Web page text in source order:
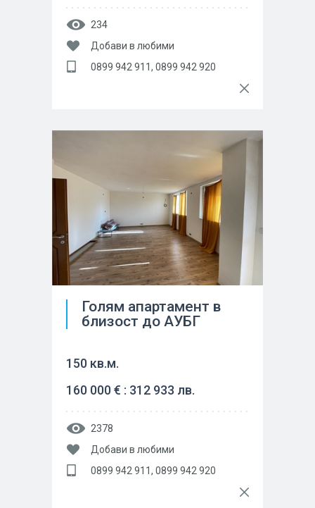
234
Добави в любими
0899 942 911, 0899 942 920
Голям апартамент в
близост до АУБГ
150 кв.м.
160 000 € : 312 933 лв.
2378
Добави в любими
0899 942 911, 0899 942 920